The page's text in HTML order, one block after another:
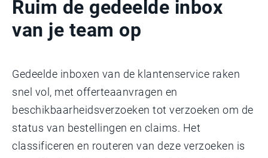
Ruim de gedeelde inbox
van je team op
Gedeelde inboxen van de klantenservice raken
snel vol, met offerteaanvragen en
beschikbaarheidsverzoeken tot verzoeken om de
status van bestellingen en claims. Het
classificeren en routeren van deze verzoeken is